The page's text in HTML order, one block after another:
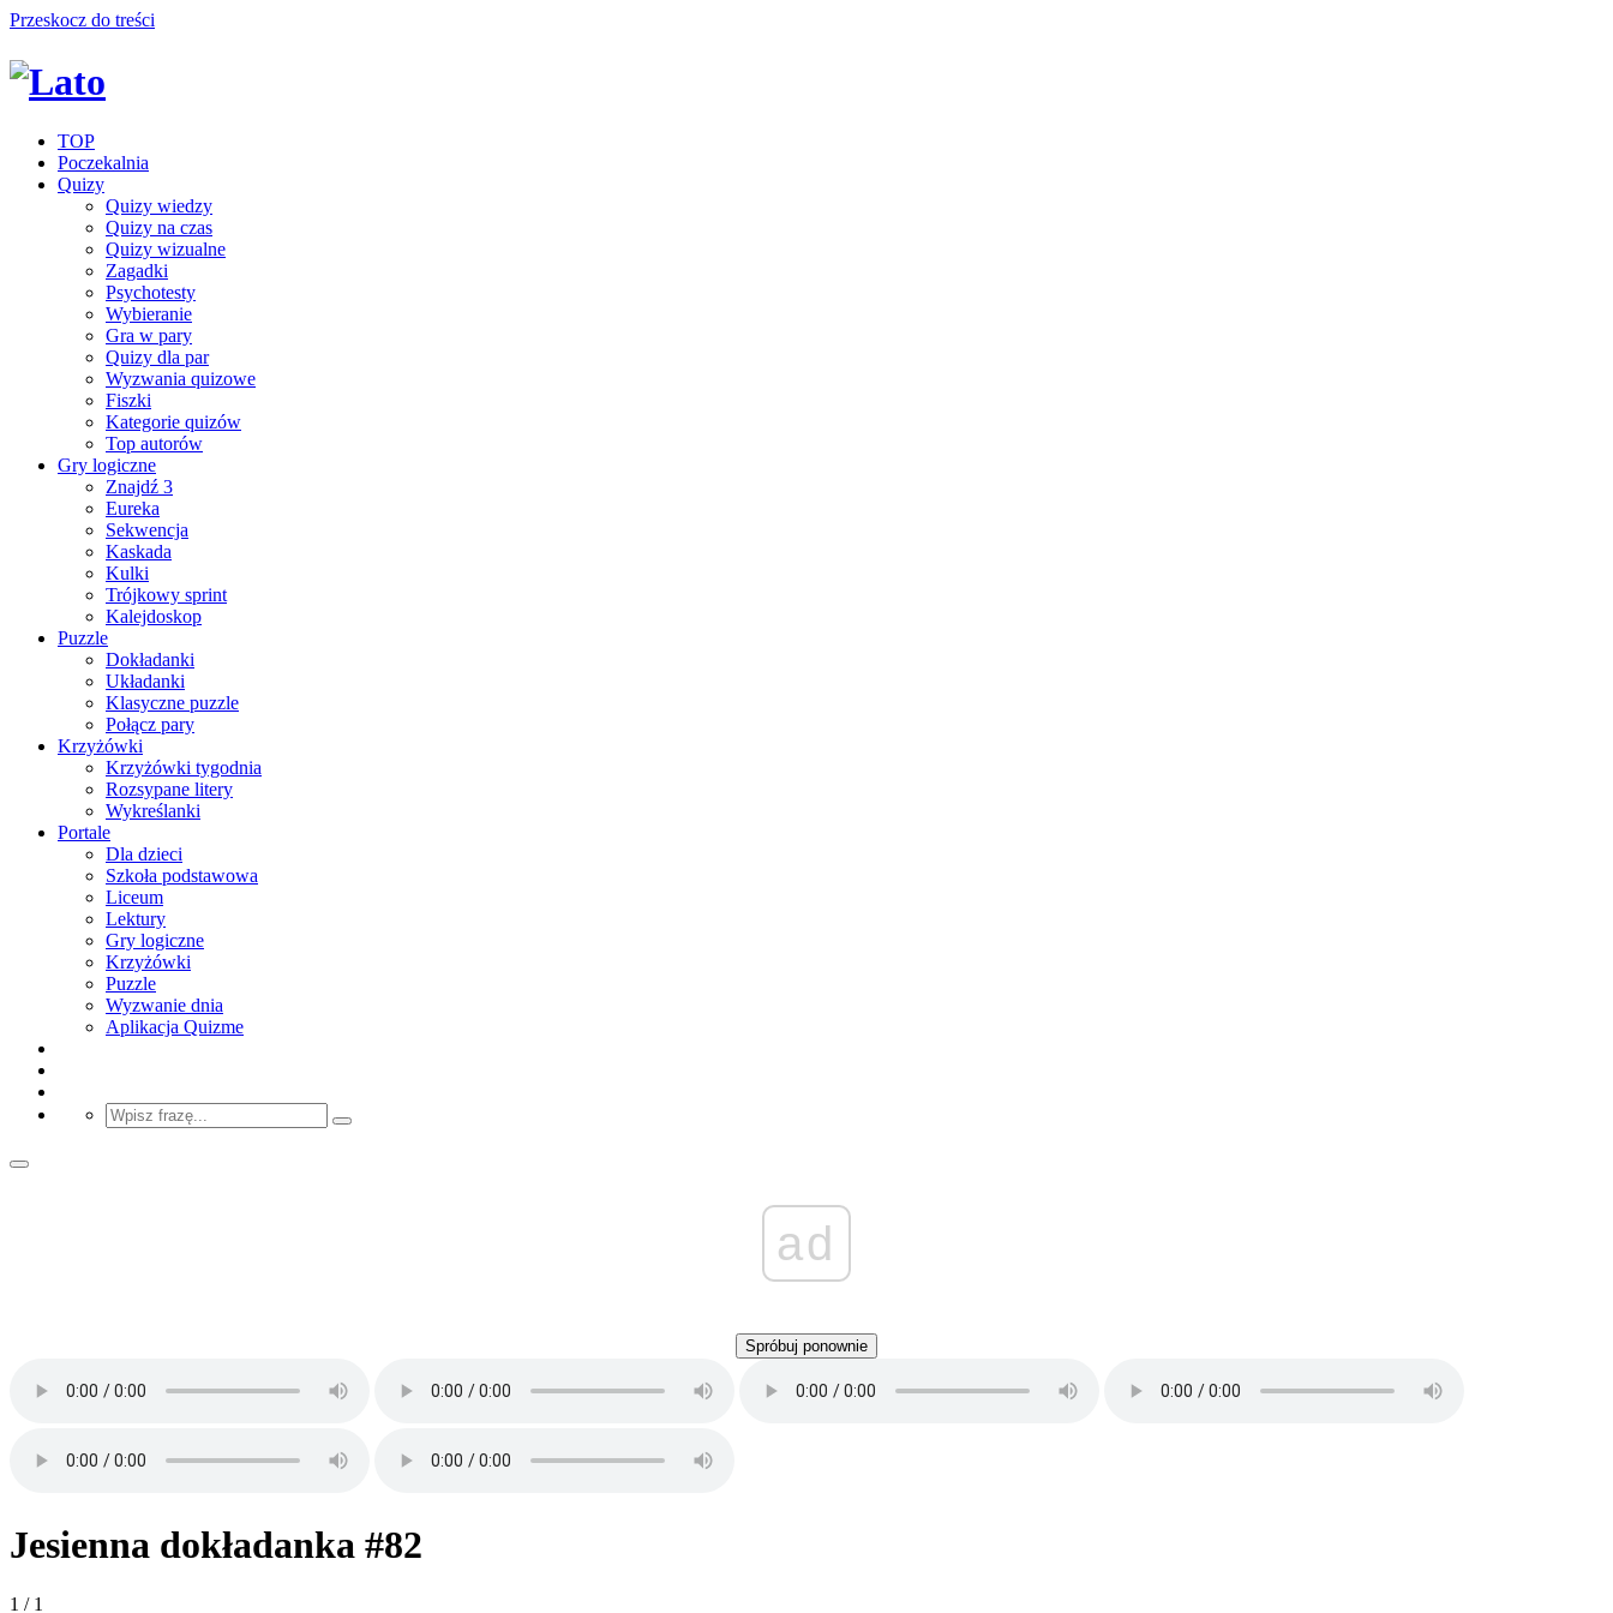
Przeskocz do treści
TOP
Poczekalnia
Quizy
Quizy wiedzy
Quizy na czas
Quizy wizualne
Zagadki
Psychotesty
Wybieranie
Gra w pary
Quizy dla par
Wyzwania quizowe
Fiszki
Kategorie quizów
Top autorów
Gry logiczne
Znajdź 3
Eureka
Sekwencja
Kaskada
Kulki
Trójkowy sprint
Kalejdoskop
Puzzle
Dokładanki
Układanki
Klasyczne puzzle
Połącz pary
Krzyżówki
Krzyżówki tygodnia
Rozsypane litery
Wykreślanki
Portale
Dla dzieci
Szkoła podstawowa
Liceum
Lektury
Gry logiczne
Krzyżówki
Puzzle
Wyzwanie dnia
Aplikacja Quizme
ad
Spróbuj ponownie
Jesienna dokładanka #82
1 / 1